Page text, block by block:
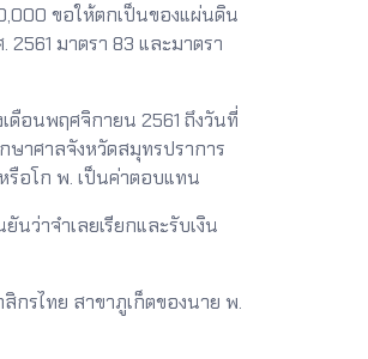
ขอให้ตกเป็นของแผ่นดิน
มาตรา 83 และมาตรา
อนพฤศจิกายน 2561 ถึงวันที่
าศาลจังหวัดสมุทรปราการ
รือโก พ. เป็นค่าตอบแทน
าจำเลยเรียกและรับเงิน
รไทย สาขาภูเก็ตของนาย พ.